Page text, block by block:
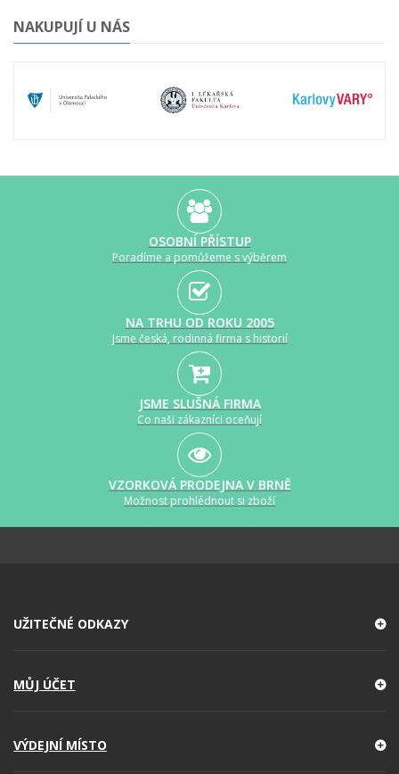
NAKUPUJÍ U NÁS
OSOBNÍ PŘÍSTUP
Poradíme a pomůžeme s výběrem
NA TRHU OD ROKU 2005
Jsme česká, rodinná firma s historií
JSME SLUŠNÁ FIRMA
Co naši zákazníci oceňují
VZORKOVÁ PRODEJNA V BRNĚ
Možnost prohlédnout si zboží
UŽITEČNÉ ODKAZY
MŮJ ÚČET
VÝDEJNÍ MÍSTO